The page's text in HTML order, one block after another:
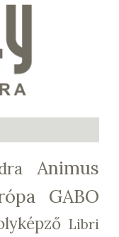
Animus
GABO
Libri